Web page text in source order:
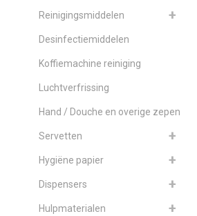
Reinigingsmiddelen
Desinfectiemiddelen
Koffiemachine reiniging
Luchtverfrissing
Hand / Douche en overige zepen
Servetten
Hygiëne papier
Dispensers
Hulpmaterialen